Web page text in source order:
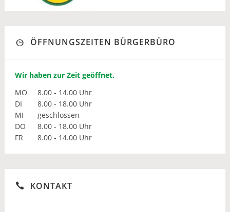
ÖFFNUNGSZEITEN BÜRGERBÜRO
Wir haben zur Zeit geöffnet.
MO
8.00 - 14.00 Uhr
DI
8.00 - 18.00 Uhr
MI
geschlossen
DO
8.00 - 18.00 Uhr
FR
8.00 - 14.00 Uhr
KONTAKT